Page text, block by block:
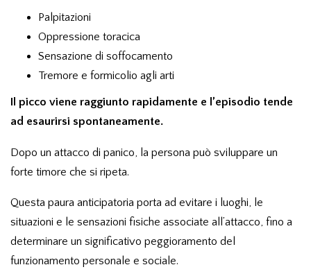
Palpitazioni
Oppressione toracica
Sensazione di soffocamento
Tremore e formicolio agli arti
Il picco viene raggiunto rapidamente e l’episodio tende
ad esaurirsi spontaneamente.
Dopo un attacco di panico, la persona può sviluppare un
forte timore che si ripeta.
Questa paura anticipatoria porta ad evitare i luoghi, le
situazioni e le sensazioni fisiche associate all’attacco, fino a
determinare un significativo peggioramento del
funzionamento personale e sociale.